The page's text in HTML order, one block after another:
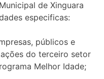
de Xinguara
especificas:
públicos e
do terceiro setor
Melhor Idade;